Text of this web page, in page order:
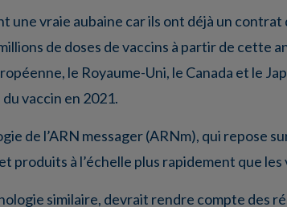
vraie aubaine car ils ont déjà un contrat
de doses de vaccins à partir de cette
le Royaume-Uni, le Canada et le
vaccin en 2021.
de l’ARN messager (ARNm), qui repose
à l’échelle plus rapidement que les
similaire, devrait rendre compte des